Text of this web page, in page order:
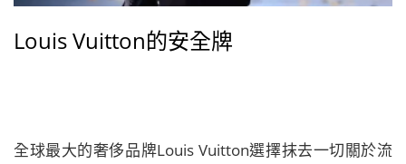
Louis Vuitton的安全牌
全球最大的奢侈品牌Louis Vuitton選擇抹去一切關於流